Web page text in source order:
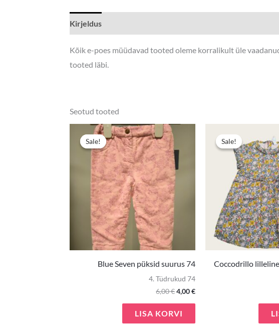
Kirjeldus
Kõik e-poes müüdavad tooted oleme korralikult üle
tooted läbi.
Seotud tooted
Sale!
Sale!
Blue Seven püksid suurus 74
4. Tüdrukud 74
6,00€
6,00 €.
4,00€
LISA KORVI
Sale!
Sale!
Coccodrillo